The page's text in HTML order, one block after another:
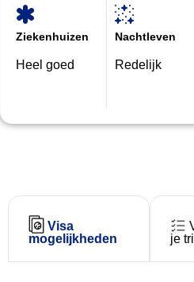
Ziekenhuizen
Heel goed
Nachtleven
Redelijk
Visa
mogelijkheden
je